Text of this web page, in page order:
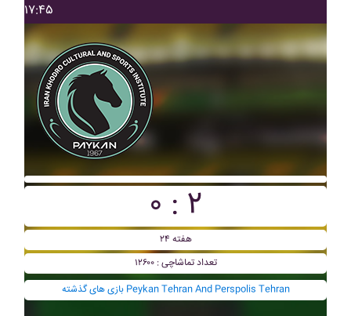
۱۷:۴۵
۰ : ۲
هفته ۲۴
تعداد تماشاچی : ۱۲۶۰۰
بازی های گذشته Peykan Tehran And Perspolis Tehran